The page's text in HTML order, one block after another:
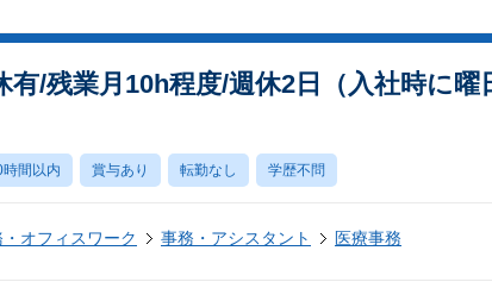
有/残業月10h程度/週休2日（入社時に曜
時間以内 賞与あり 転勤なし 学歴不問
オフィスワーク 事務・アシスタント 医療事務